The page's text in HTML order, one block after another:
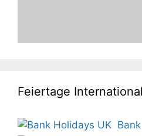
Feiertage International